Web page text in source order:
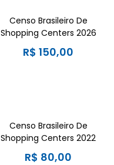
Censo Brasileiro De
Shopping Centers 2026
R$ 150,00
Censo Brasileiro De
Shopping Centers 2022
R$ 80,00